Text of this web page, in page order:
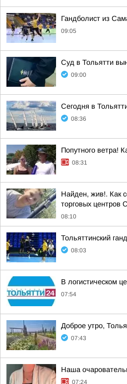
Гандболист из
09:05
Суд в Тольятти
09:00
Сегодня в
08:36
Попутного ветра!
08:31
Найден, жив!. Как
торговых центров
08:10
Тольяттинский
08:03
В логистическом
07:54
Доброе утро,
07:43
Наша
07:24